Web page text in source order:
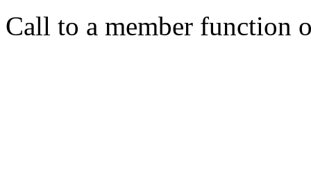
Call to a member function